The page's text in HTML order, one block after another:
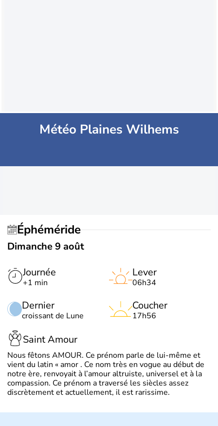
Météo Plaines Wilhems
Éphéméride
Dimanche 9 août
Journée
+1 min
Dernier
croissant de Lune
Lever
06h34
Coucher
17h56
Saint Amour
Nous fêtons AMOUR. Ce prénom parle de lui-même et
vient du latin « amor . Ce nom très en vogue au début de
notre ère, renvoyait à l’amour altruiste, universel et à la
compassion. Ce prénom a traversé les siècles assez
discrètement et actuellement, il est rarissime.